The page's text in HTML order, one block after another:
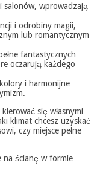
salonów, wprowadzają
i odrobiny magii,
lub romantycznym
fantastycznych
oczarują każdego
kolory i harmonijne
się własnymi
klimat chcesz uzyskać
czy miejsce pełne
na ścianę w formie